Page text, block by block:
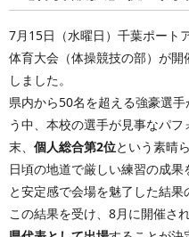
7月15日（水曜日）千葉ポート
体育大会（体操競技の部）が
しました。
県内から50名を超える強豪選
う中、本校の選手が見事なパ
末、 個人総合第2位という素晴
日頃の地道で厳しい練習の成
と安定感で会場を魅了した結果
この結果を受け、8月に開催さ